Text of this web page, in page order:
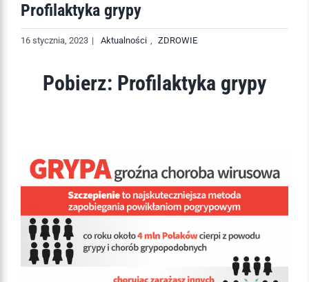
Profilaktyka grypy
16 stycznia, 2023 | Aktualności ZDROWIE
Pobierz: Profilaktyka grypy